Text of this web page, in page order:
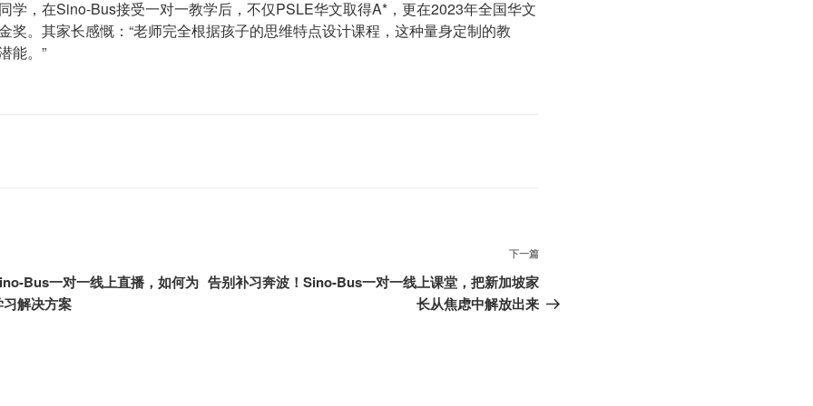
学，在Sino-Bus接受一对一教学后，不仅PSLE华文取得A*，更在2023年全国华文
奖。其家长感慨：“老师完全根据孩子的思维特点设计课程，这种量身定制的教
能。”
Bus一对一线上直播，如何为
解决方案
下
一
篇
下一篇
告别补习奔波！Sino-Bus一对一线上课堂，把新加坡家
长从焦虑中解放出来